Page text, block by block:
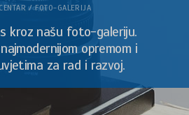
/ FOTO-GALERIJA
kroz našu foto-galeriju.
opremom i
za rad i razvoj.